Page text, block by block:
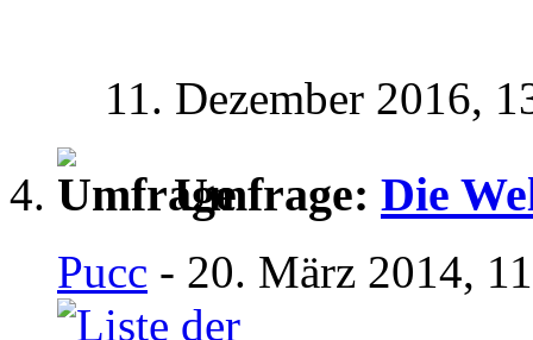
11. Dezember 2016,
Umfrage: Die
Pucc - 20. März 2014,